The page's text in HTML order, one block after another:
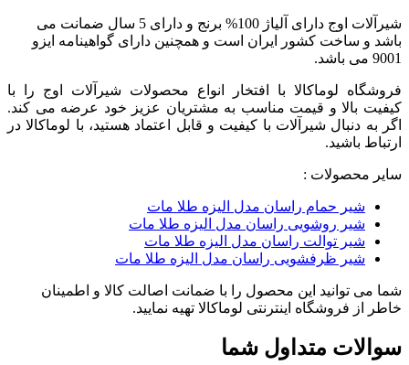
شیرآلات اوج دارای آلیاژ 100% برنج و دارای 5 سال ضمانت می
باشد و ساخت کشور ایران است و همچنین دارای گواهینامه ایزو
9001 می باشد.
فروشگاه لوماکالا با افتخار انواع محصولات شیرآلات اوج را با
کیفیت بالا و قیمت مناسب به مشتریان عزیز خود عرضه می کند.
اگر به دنبال شیرآلات با کیفیت و قابل اعتماد هستید، با لوماکالا در
ارتباط باشید.
سایر محصولات :
شیر حمام راسان مدل الیزه طلا مات
شیر روشویی راسان مدل الیزه طلا مات
شیر توالت راسان مدل الیزه طلا مات
شیر ظرفشویی راسان مدل الیزه طلا مات
شما می توانید این محصول را با ضمانت اصالت کالا و اطمینان
خاطر از فروشگاه اینترنتی لوماکالا تهیه نمایید.
سوالات متداول شما